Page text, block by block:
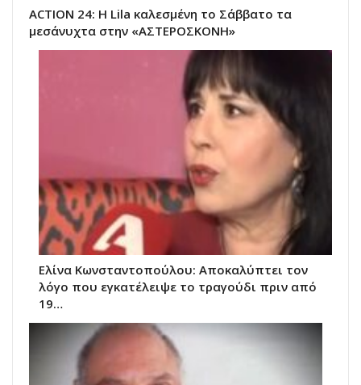
ACTION 24: Η Lila καλεσμένη το Σάββατο τα
μεσάνυχτα στην «ΑΣΤΕΡΟΣΚΟΝΗ»
Ελίνα Κωνσταντοπούλου: Αποκαλύπτει τον
λόγο που εγκατέλειψε το τραγούδι πριν από
19…